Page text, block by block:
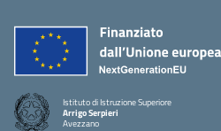
Istituto di Istruzione Superiore
Arrigo Serpieri
Avezzano